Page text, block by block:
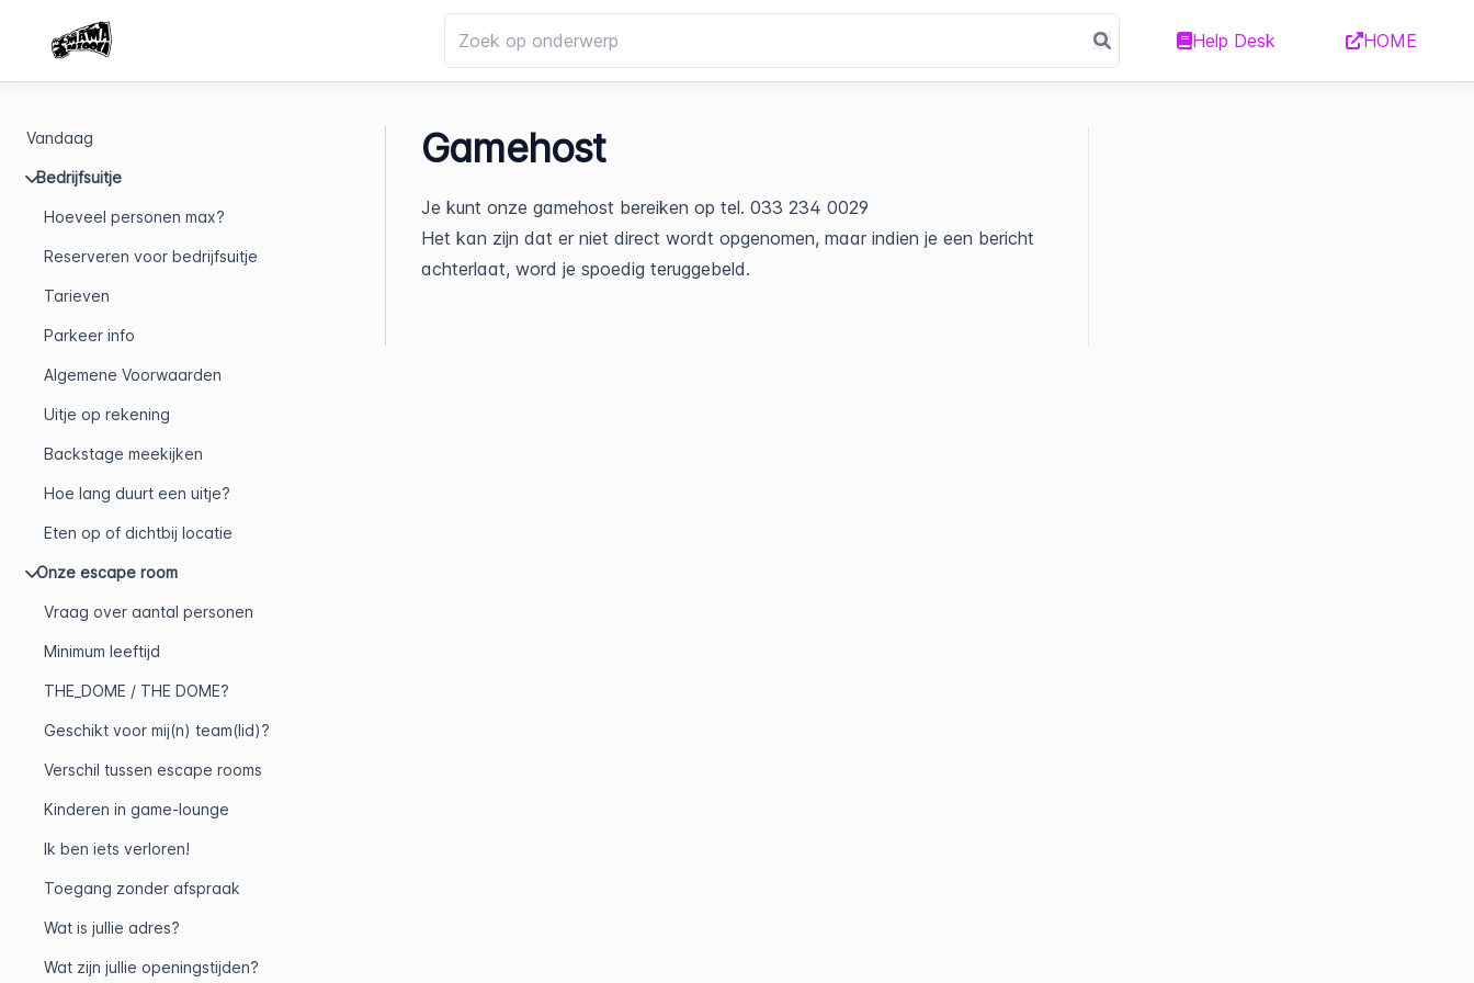
Help Desk HOME
Vandaag
Bedrijfsuitje
Hoeveel personen max?
Reserveren voor bedrijfsuitje
Tarieven
Parkeer info
Algemene Voorwaarden
Uitje op rekening
Backstage meekijken
Hoe lang duurt een uitje?
Eten op of dichtbij locatie
Onze escape room
Vraag over aantal personen
Minimum leeftijd
THE_DOME / THE DOME?
Geschikt voor mij(n) team(lid)?
Verschil tussen escape rooms
Kinderen in game-lounge
Ik ben iets verloren!
Toegang zonder afspraak
Wat is jullie adres?
Wat zijn jullie openingstijden?
Gamehost
Je kunt onze gamehost bereiken op tel. 033 234 0029
Het kan zijn dat er niet direct wordt opgenomen, maar indien je een bericht
achterlaat, word je spoedig teruggebeld.